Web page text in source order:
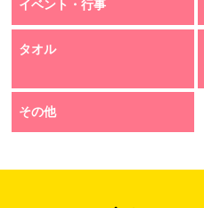
イベント・行事
タオル
その他